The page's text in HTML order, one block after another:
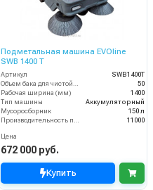
Подметальная машина EVOline
SWB 1400 T
Артикул
SWB1400T
50
Рабочая ширина (мм)
1400
Тип машины
Аккумуляторный
Мусоросборник
150 л
11000
Цена
672 000 руб.
Купить